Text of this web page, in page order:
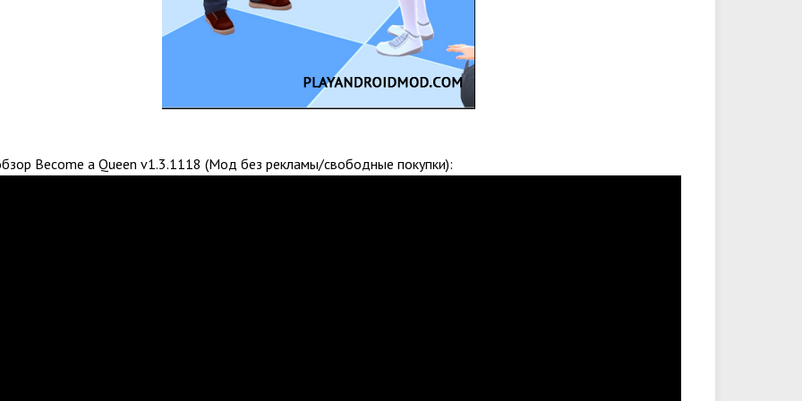
Become a Queen v1.3.1118 (Мод без рекламы/свободные покупки):